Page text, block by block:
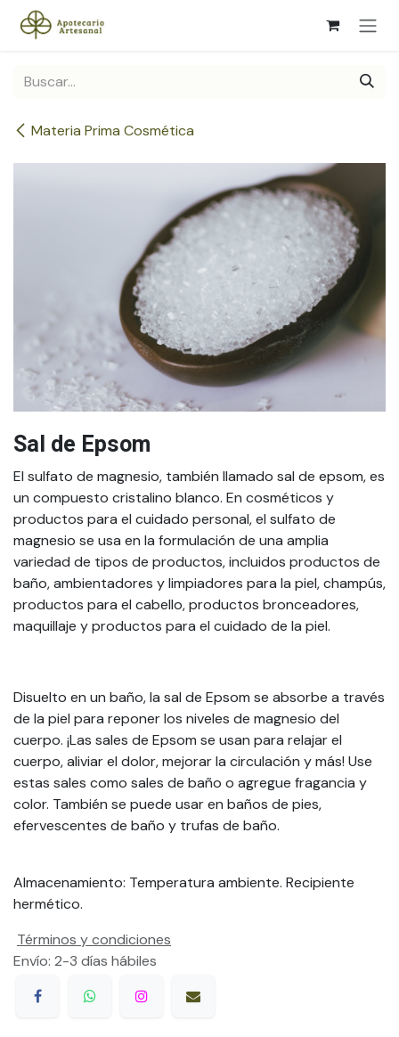
Ir al contenido
Materia Prima Cosmética
Sal de Epsom
El sulfato de magnesio, también llamado sal de epsom, es
un compuesto cristalino blanco. En cosméticos y
productos para el cuidado personal, el sulfato de
magnesio se usa en la formulación de una amplia
variedad de tipos de productos, incluidos productos de
baño, ambientadores y limpiadores para la piel, champús,
productos para el cabello, productos bronceadores,
maquillaje y productos para el cuidado de la piel.
Disuelto en un baño, la sal de Epsom se absorbe a través
de la piel para reponer los niveles de magnesio del
cuerpo. ¡Las sales de Epsom se usan para relajar el
cuerpo, aliviar el dolor, mejorar la circulación y más! Use
estas sales como sales de baño o agregue fragancia y
color. También se puede usar en baños de pies,
efervescentes de baño y trufas de baño.
Almacenamiento: Temperatura ambiente. Recipiente
hermético.
Términos y condiciones
Envío: 2-3 días hábiles